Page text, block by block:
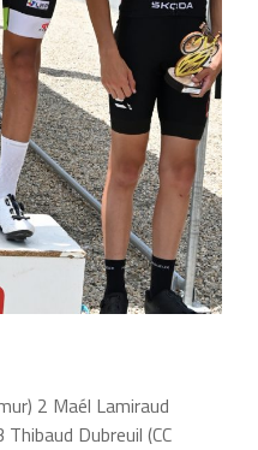
2 Maél Lamiraud
Dubreuil (CC